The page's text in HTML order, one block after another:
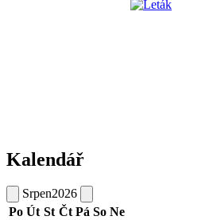
Kalendář
Srpen2026
Po Út St Čt Pá So Ne